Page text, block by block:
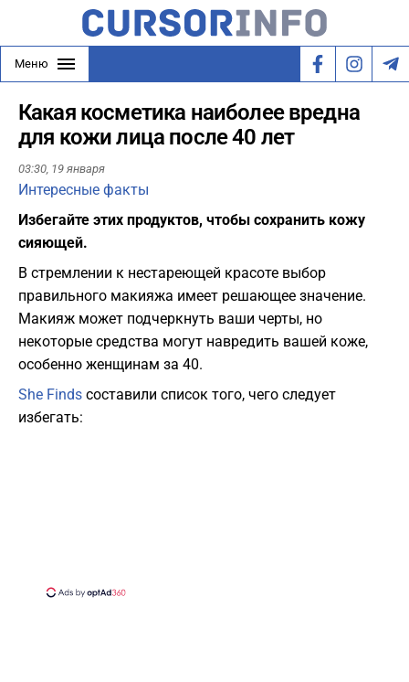
Меню
Какая косметика наиболее вредна
для кожи лица после 40 лет
03:30, 19 января
Интересные факты
Избегайте этих продуктов, чтобы сохранить кожу
сияющей.
В стремлении к нестареющей красоте выбор
правильного макияжа имеет решающее значение.
Макияж может подчеркнуть ваши черты, но
некоторые средства могут навредить вашей коже,
особенно женщинам за 40.
She Finds составили список того, чего следует
избегать: